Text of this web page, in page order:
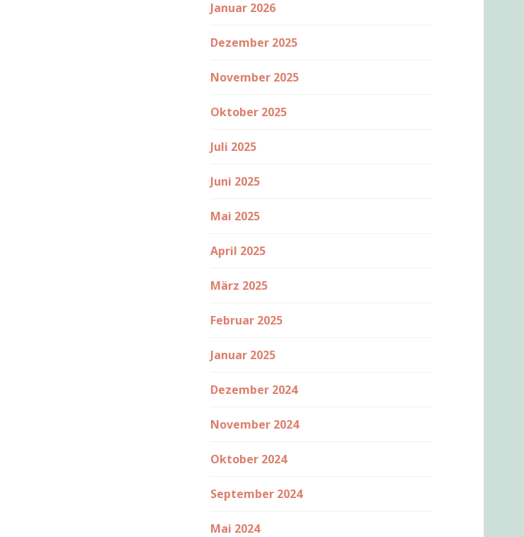
Januar 2026
Dezember 2025
November 2025
Oktober 2025
Juli 2025
Juni 2025
Mai 2025
April 2025
März 2025
Februar 2025
Januar 2025
Dezember 2024
November 2024
Oktober 2024
September 2024
Mai 2024